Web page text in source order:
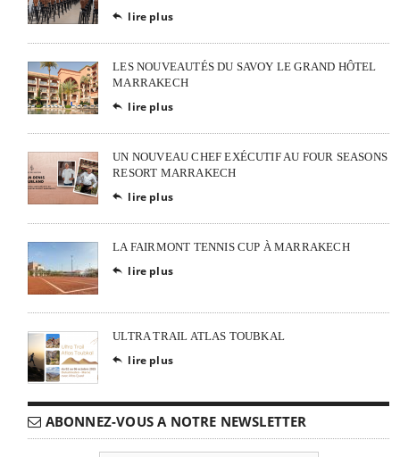
 lire plus
LES NOUVEAUTÉS DU SAVOY LE GRAND HÔTEL
MARRAKECH
 lire plus
UN NOUVEAU CHEF EXÉCUTIF AU FOUR SEASONS
RESORT MARRAKECH
 lire plus
LA FAIRMONT TENNIS CUP À MARRAKECH
 lire plus
ULTRA TRAIL ATLAS TOUBKAL
 lire plus
ABONNEZ-VOUS A NOTRE NEWSLETTER